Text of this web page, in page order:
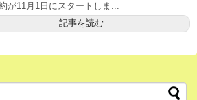
が11月1日にスタートしま...
記事を読む